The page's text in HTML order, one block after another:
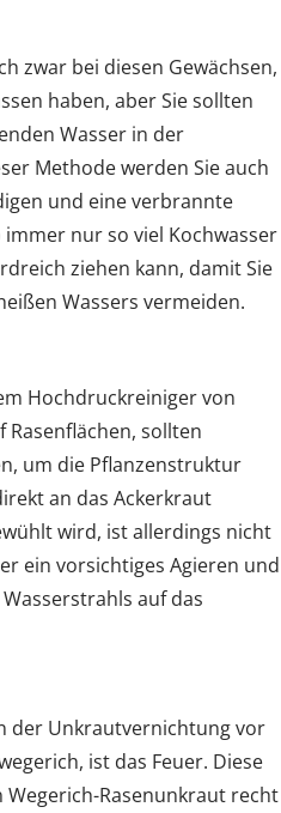
zwar bei diesen Gewächsen,
haben, aber Sie sollten
Wasser in der
Methode werden Sie auch
und eine verbrannte
nur so viel Kochwasser
ziehen kann, damit Sie
Wassers vermeiden.
Hochdruckreiniger von
sollten
um die Pflanzenstruktur
an das Ackerkraut
wird, ist allerdings nicht
ein vorsichtiges Agieren und
auf das
der Unkrautvernichtung vor
ist das Feuer. Diese
Rasenunkraut recht